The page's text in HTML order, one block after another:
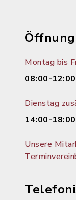
Montag bis
08:00-
Dienstag
14:00-
Unsere